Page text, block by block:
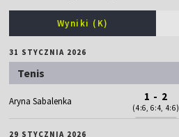
Wyniki (K)
31 STYCZNIA 2026
Tenis
Aryna Sabalenka 1 - 2
(4:6, 6:4, 4:6)
29 STYCZNIA 2026